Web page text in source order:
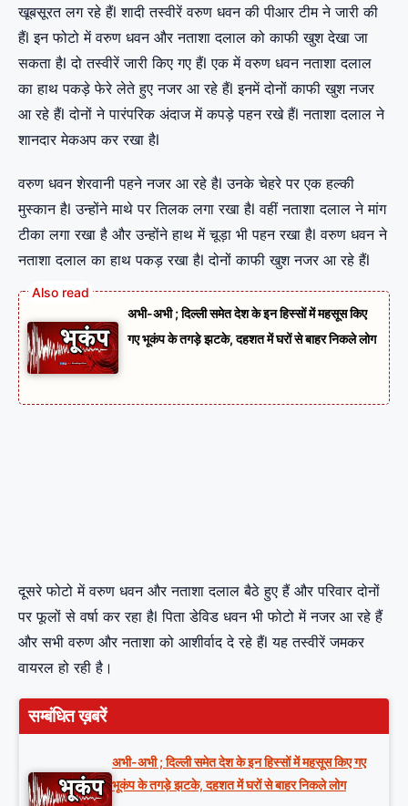
खूबसूरत लग रहे हैंl शादी तस्वीरें वरुण धवन की पीआर टीम ने जारी की
हैंl इन फोटो में वरुण धवन और नताशा दलाल को काफी खुश देखा जा
सकता हैl दो तस्वीरें जारी किए गए हैंl एक में वरुण धवन नताशा दलाल
का हाथ पकड़े फेरे लेते हुए नजर आ रहे हैंl इनमें दोनों काफी खुश नजर
आ रहे हैंl दोनों ने पारंपरिक अंदाज में कपड़े पहन रखे हैंl नताशा दलाल ने
शानदार मेकअप कर रखा हैl
वरुण धवन शेरवानी पहने नजर आ रहे हैl उनके चेहरे पर एक हल्की
मुस्कान हैl उन्होंने माथे पर तिलक लगा रखा हैl वहीं नताशा दलाल ने मांग
टीका लगा रखा है और उन्होंने हाथ में चूड़ा भी पहन रखा हैl वरुण धवन ने
नताशा दलाल का हाथ पकड़ रखा हैl दोनों काफी खुश नजर आ रहे हैंl
अभी-अभी ; दिल्ली समेत देश के इन हिस्सों में महसूस किए
गए भूकंप के तगड़े झटके, दहशत में घरों से बाहर निकले लोग
दूसरे फोटो में वरुण धवन और नताशा दलाल बैठे हुए हैं और परिवार दोनों
पर फूलों से वर्षा कर रहा हैl पिता डेविड धवन भी फोटो में नजर आ रहे हैं
और सभी वरुण और नताशा को आशीर्वाद दे रहे हैंl यह तस्वीरें जमकर
वायरल हो रही है।
सम्बंधित ख़बरें
अभी-अभी ; दिल्ली समेत देश के इन हिस्सों में महसूस किए गए
भूकंप के तगड़े झटके, दहशत में घरों से बाहर निकले लोग